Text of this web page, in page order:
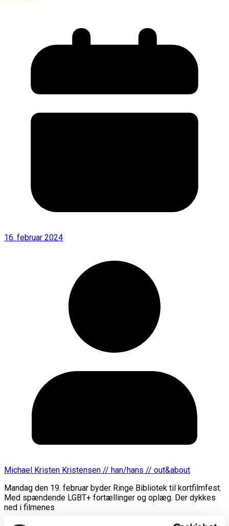
16. februar 2024
Michael Kristen Kristensen // han/hans // out&about
Mandag den 19. februar byder Ringe Bibliotek til kortfilmfest.
Med spændende LGBT+ fortællinger og oplæg. Der dykkes
ned i filmenes